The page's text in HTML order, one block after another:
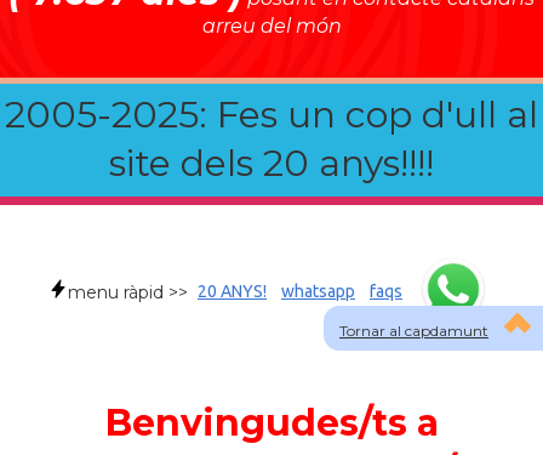
arreu del món
2005-2025: Fes un cop d'ull al
site dels 20 anys!!!!
Tornar al capdamunt
menu ràpid >> 20 ANYS! whatsapp faqs
Benvingudes/ts a